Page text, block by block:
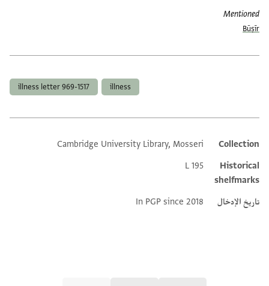
Mentioned
Būṣīr
illness
illness letter 969-1517
Additional metadata
Collection
Cambridge University Library, Mosseri
Historical
shelfmarks
L 195
تاريخ الإدخال In PGP since 2018